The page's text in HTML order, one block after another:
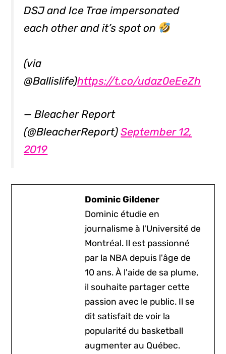
DSJ and Ice Trae impersonated
each other and it’s spot on
(via
@Ballislife)https://t.co/udaz0eEeZh
— Bleacher Report
(@BleacherReport)September 12,
2019
Dominic Gildener
Dominic étudie en
journalisme à l'Université de
Montréal. Il est passionné
par la NBA depuis l'âge de
10 ans. À l'aide de sa plume,
il souhaite partager cette
passion avec le public. Il se
dit satisfait de voir la
popularité du basketball
augmenter au Québec.